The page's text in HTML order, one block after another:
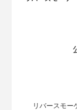
リバースモー